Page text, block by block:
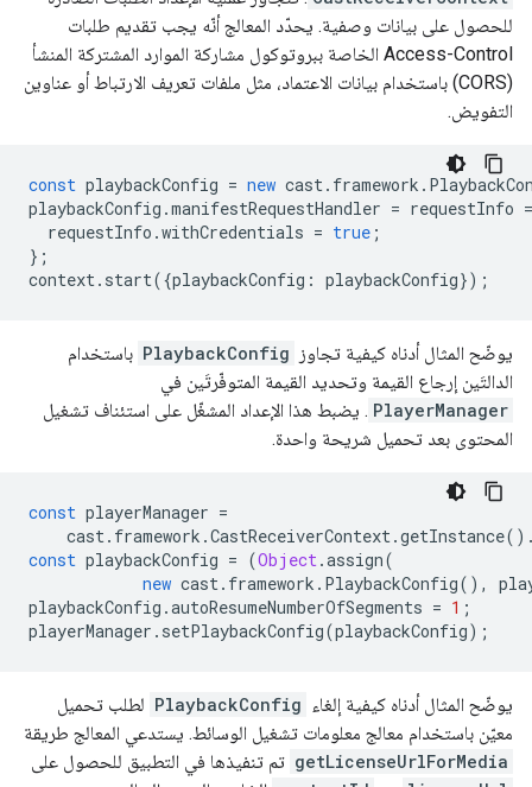
للحصول على بيانات وصفية. يحدّد المعالج أنّه يجب تقديم طلبات
Access-Control الخاصة ببروتوكول مشاركة الموارد المشتركة المنشأ
(CORS) باستخدام بيانات الاعتماد، مثل ملفات تعريف الارتباط أو عناوين
التفويض.
const playbackConfig = new cast. framework .
playbackConfig .manifestRequestHandler = requestInfo =
requestInfo .withCredentials = true ;
};
context. start({playbackConfig : playbackConfig});
يوضّح المثال أدناه كيفية تجاوز PlaybackConfig باستخدام
الدالتَين إرجاع القيمة وتحديد القيمة المتوفّرتَين في
PlayerManager . يضبط هذا الإعداد المشغّل على استئناف تشغيل
المحتوى بعد تحميل شريحة واحدة.
const playerManager =
cast. framework .CastReceiverContext.getInstance
const playbackConfig = (Object.assign(
new cast. framework . PlaybackConfig(),
playbackConfig .autoResumeNumberOfSegments = 1 ;
playerManager . setPlaybackConfig(playbackConfig);
يوضّح المثال أدناه كيفية إلغاء PlaybackConfig لطلب تحميل
معيّن باستخدام معالج معلومات تشغيل الوسائط. يستدعي المعالج طريقة
getLicenseUrlForMedia تم تنفيذها في التطبيق للحصول على